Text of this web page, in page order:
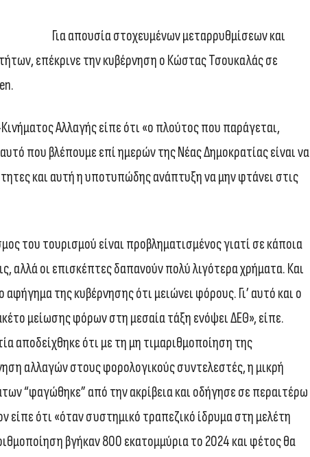
Για απουσία στοχευμένων μεταρρυθμίσεων και
επέκρινε την κυβέρνηση ο Κώστας Τσουκαλάς σε
Αλλαγής είπε ότι «ο πλούτος που παράγεται,
που βλέπουμε επί ημερών της Νέας Δημοκρατίας είναι να
και αυτή η υποτυπώδης ανάπτυξη να μην φτάνει στις
του τουρισμού είναι προβληματισμένος γιατί σε κάποια
αλλά οι επισκέπτες δαπανούν πολύ λιγότερα χρήματα. Και
αφήγημα της κυβέρνησης ότι μειώνει φόρους. Γι’ αυτό και ο
μείωσης φόρων στη μεσαία τάξη ενόψει ΔΕΘ», είπε.
αποδείχθηκε ότι με τη μη τιμαριθμοποίηση της
αλλαγών στους φορολογικούς συντελεστές, η μικρή
“φαγώθηκε” από την ακρίβεια και οδήγησε σε περαιτέρω
είπε ότι «όταν συστημικό τραπεζικό ίδρυμα στη μελέτη
βγήκαν 800 εκατομμύρια το 2024 και φέτος θα